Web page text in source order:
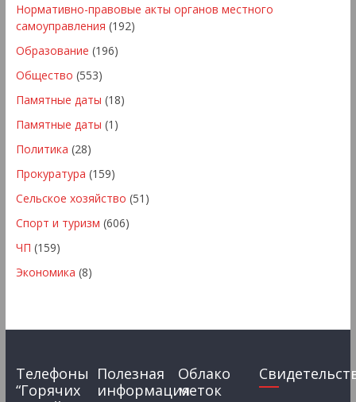
Нормативно-правовые акты органов местного
самоуправления (192)
Образование (196)
Общество (553)
Памятные даты (18)
Памятные даты (1)
Политика (28)
Прокуратура (159)
Сельское хозяйство (51)
Спорт и туризм (606)
ЧП (159)
Экономика (8)
Телефоны
“Горячих
Полезная
информация
Облако
меток